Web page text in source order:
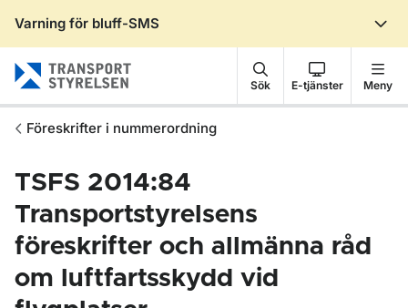
Varning för bluff-SMS
Sök E-tjänster Meny
Föreskrifter i nummerordning
TSFS 2014:84
Transportstyrelsens
föreskrifter och allmänna råd
om luftfartsskydd vid